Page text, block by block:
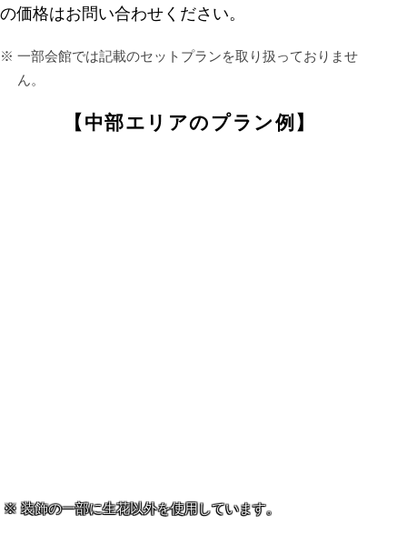
の価格はお問い合わせください。
一部会館では記載のセットプランを取り扱っておりませ
ん。
【中部エリアのプラン例】
装飾の一部に生花以外を使用しています。